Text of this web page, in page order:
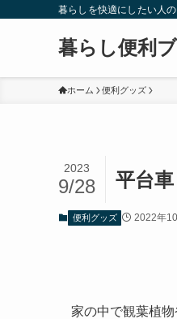
暮らしを快適にしたい人
暮らし便利
ホーム 便利グッズ
平台
2023
9/28
便利グッズ 2022年
家の中で観葉植